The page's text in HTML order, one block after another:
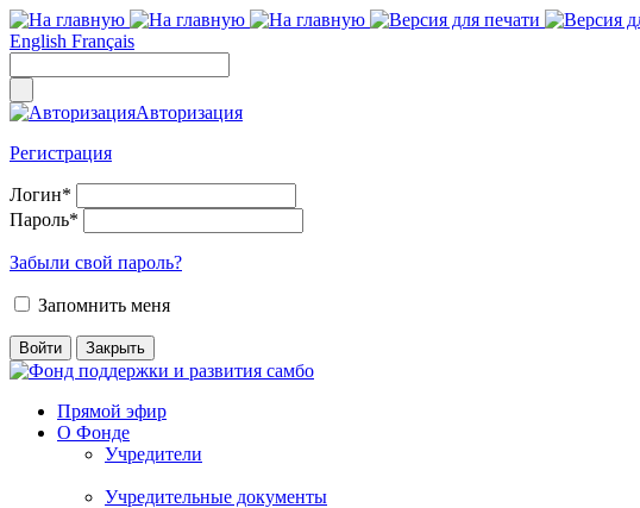
English Français
Авторизация
Регистрация
Логин*
Пароль*
Забыли свой пароль?
Запомнить меня
Прямой эфир
О Фонде
Учредители
Учредительные документы